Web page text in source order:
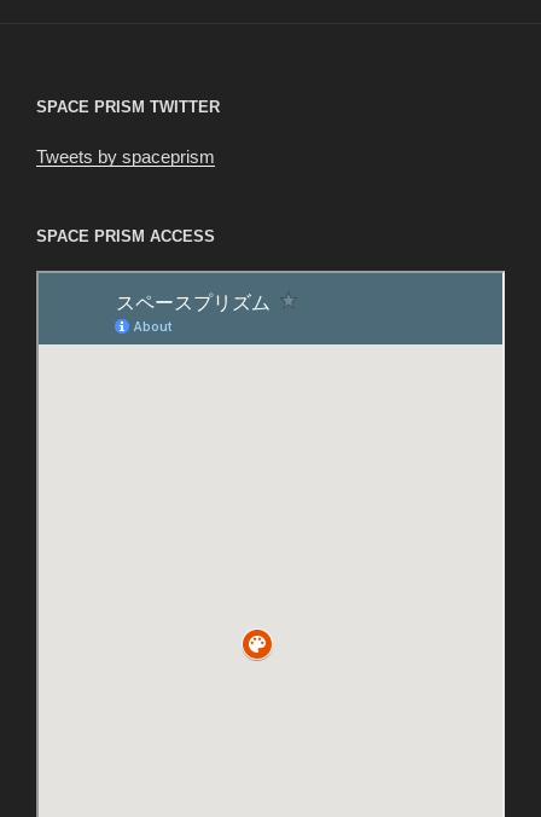
SPACE PRISM TWITTER
Tweets by spaceprism
SPACE PRISM ACCESS